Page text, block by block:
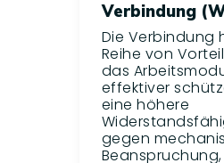
Verbindung
Die Verbindung
Reihe von
das
effektiver
eine höhere
gegen